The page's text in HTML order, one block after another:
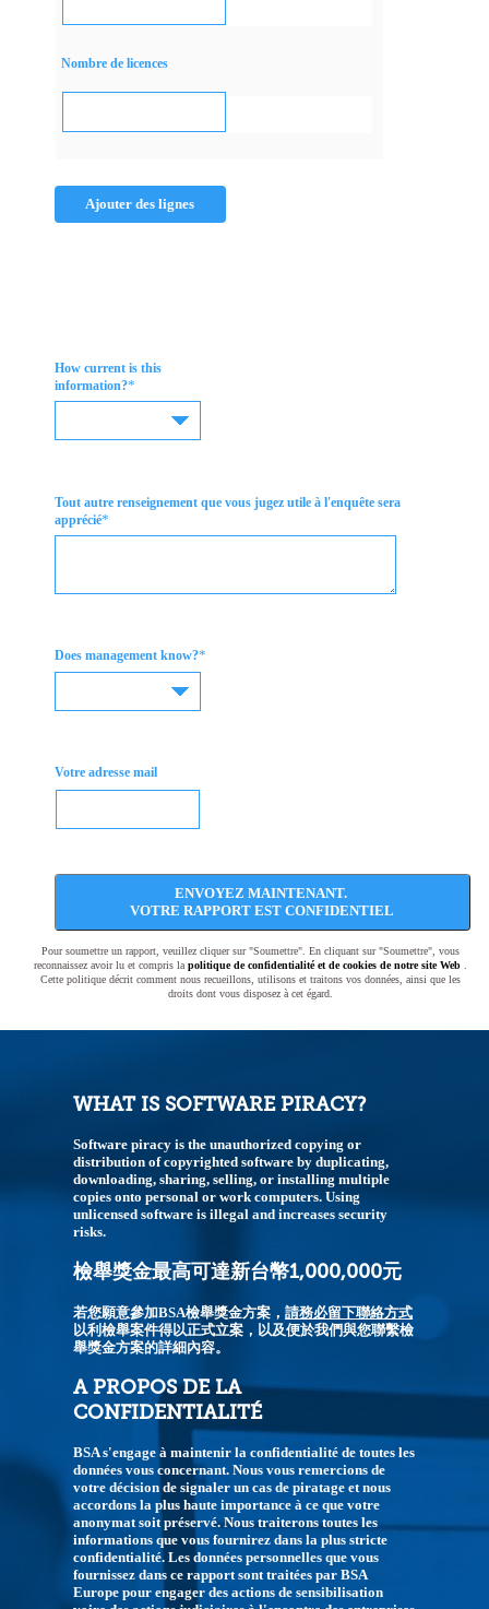
Nombre de licences
Ajouter des lignes
How current is this
information?*
Tout autre renseignement que vous jugez utile à l'enquête sera
apprécié*
Does management know?*
Votre adresse mail
ENVOYEZ MAINTENANT.
VOTRE RAPPORT EST CONFIDENTIEL
Pour soumettre un rapport, veuillez cliquer sur "Soumettre". En cliquant sur "Soumettre", vous
reconnaissez avoir lu et compris la politique de confidentialité et de cookies de notre site Web.
Cette politique décrit comment nous recueillons, utilisons et traitons vos données, ainsi que les
droits dont vous disposez à cet égard.
WHAT IS SOFTWARE PIRACY?
Software piracy is the unauthorized copying or
distribution of copyrighted software by duplicating,
downloading, sharing, selling, or installing multiple
copies onto personal or work computers. Using
unlicensed software is illegal and increases security
risks.
檢舉獎金最高可達新台幣1,000,000元
若您願意參加BSA檢舉獎金方案，請務必留下聯絡方式
以利檢舉案件得以正式立案，以及便於我們與您聯繫檢
舉獎金方案的詳細內容。
A PROPOS DE LA
CONFIDENTIALITÉ
BSA s'engage à maintenir la confidentialité de toutes les
données vous concernant. Nous vous remercions de
votre décision de signaler un cas de piratage et nous
accordons la plus haute importance à ce que votre
anonymat soit préservé. Nous traiterons toutes les
informations que vous fournirez dans la plus stricte
confidentialité. Les données personnelles que vous
fournissez dans ce rapport sont traitées par BSA
Europe pour engager des actions de sensibilisation